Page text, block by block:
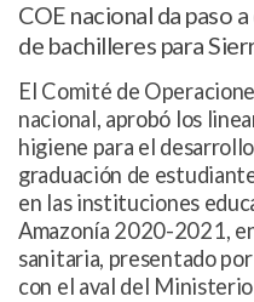
COE nacional da paso
de bachilleres para
El Comité de
nacional, aprobó los
higiene para el
graduación de
en las instituciones
Amazonía 2020-2021,
sanitaria, presentado
con el aval del Ministerio